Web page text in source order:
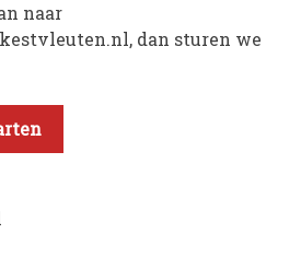
naar
dan sturen we